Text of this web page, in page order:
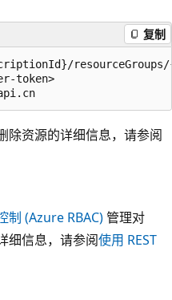
复制
resourceGroups/
token>
除资源的详细信息，请参阅
制 (Azure RBAC) 管理对
细信息，请参阅使用 REST